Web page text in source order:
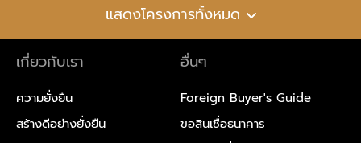
แสดงโครงการทั้งหมด
เกี่ยวกับเรา
ความยั่งยืน
สร้างดีอย่างยั่งยืน
อื่นๆ
Foreign Buyer's Guide
ขอสินเชื่อธนาคาร